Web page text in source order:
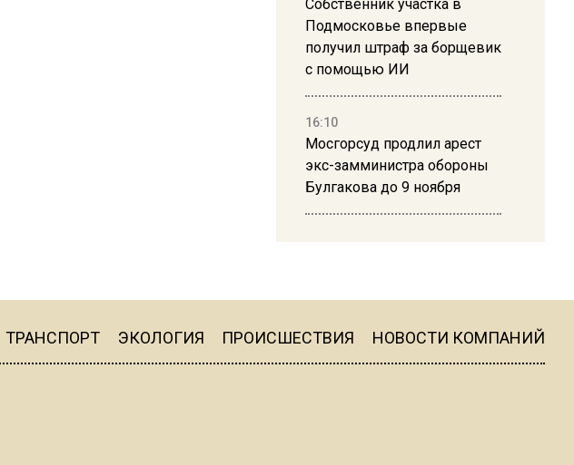
Собственник участка в
Подмосковье впервые
получил штраф за борщевик
с помощью ИИ
16:10
Мосгорсуд продлил арест
экс-замминистра обороны
Булгакова до 9 ноября
16:19
ТРАНСПОРТ ЭКОЛОГИЯ ПРОИСШЕСТВИЯ НОВОСТИ КОМПАНИЙ